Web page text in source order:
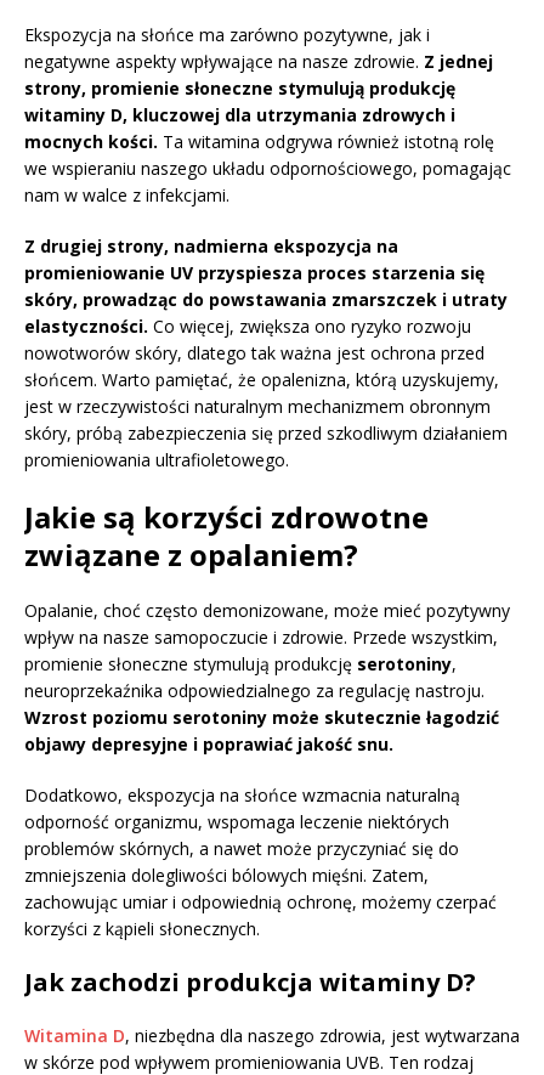
Ekspozycja na słońce ma zarówno pozytywne, jak i
negatywne aspekty wpływające na nasze zdrowie. Z jednej
strony, promienie słoneczne stymulują produkcję
witaminy D, kluczowej dla utrzymania zdrowych i
mocnych kości. Ta witamina odgrywa również istotną rolę
we wspieraniu naszego układu odpornościowego, pomagając
nam w walce z infekcjami.
Z drugiej strony, nadmierna ekspozycja na
promieniowanie UV przyspiesza proces starzenia się
skóry, prowadząc do powstawania zmarszczek i utraty
elastyczności. Co więcej, zwiększa ono ryzyko rozwoju
nowotworów skóry, dlatego tak ważna jest ochrona przed
słońcem. Warto pamiętać, że opalenizna, którą uzyskujemy,
jest w rzeczywistości naturalnym mechanizmem obronnym
skóry, próbą zabezpieczenia się przed szkodliwym działaniem
promieniowania ultrafioletowego.
Jakie są korzyści zdrowotne
związane z opalaniem?
Opalanie, choć często demonizowane, może mieć pozytywny
wpływ na nasze samopoczucie i zdrowie. Przede wszystkim,
promienie słoneczne stymulują produkcję serotoniny,
neuroprzekaźnika odpowiedzialnego za regulację nastroju.
Wzrost poziomu serotoniny może skutecznie łagodzić
objawy depresyjne i poprawiać jakość snu.
Dodatkowo, ekspozycja na słońce wzmacnia naturalną
odporność organizmu, wspomaga leczenie niektórych
problemów skórnych, a nawet może przyczyniać się do
zmniejszenia dolegliwości bólowych mięśni. Zatem,
zachowując umiar i odpowiednią ochronę, możemy czerpać
korzyści z kąpieli słonecznych.
Jak zachodzi produkcja witaminy D?
Witamina D, niezbędna dla naszego zdrowia, jest wytwarzana
w skórze pod wpływem promieniowania UVB. Ten rodzaj